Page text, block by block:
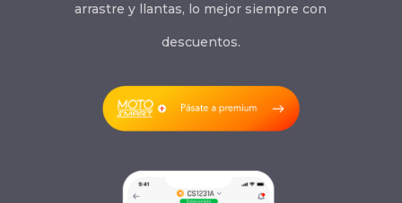
arrastre y llantas, lo mejor siempre con
descuentos.